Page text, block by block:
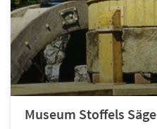
Museum Stoffels